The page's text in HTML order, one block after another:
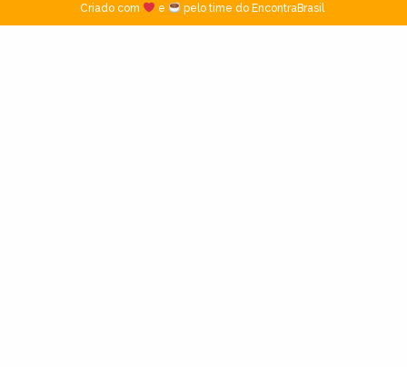
Criado com
e pelo time do EncontraBrasil